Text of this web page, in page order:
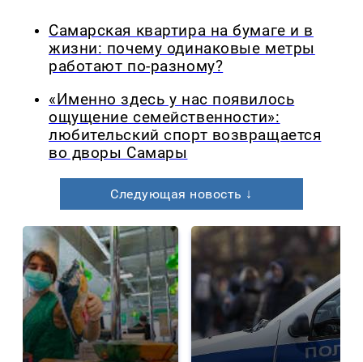
Самарская квартира на бумаге и в
жизни: почему одинаковые метры
работают по-разному?
«Именно здесь у нас появилось
ощущение семейственности»:
любительский спорт возвращается
во дворы Самары
Следующая новость ↓